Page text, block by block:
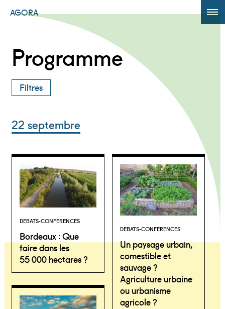
AGORA
AGORA +
Powered by
Programme
Filtres
22 septembre
DEBATS-CONFERENCES
Bordeaux : Que
faire dans les
55 000 hectares ?
DEBATS-CONFERENCES
Un paysage urbain,
comestible et
sauvage ?
Agriculture urbaine
ou urbanisme
agricole ?